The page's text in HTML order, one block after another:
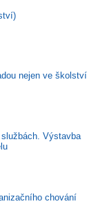
nejen ve školství
Výstavba
chování